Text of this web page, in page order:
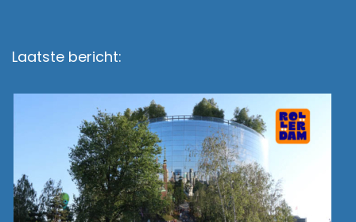
Laatste bericht: